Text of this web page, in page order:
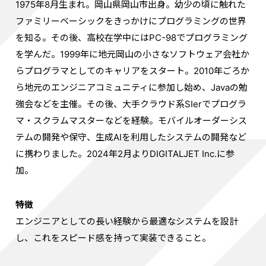
1975年8月生まれ。岡山県岡山市出身。幼少の頃に触れた
ファミリーベーシックをきっかけにプログラミングの世界
を知る。その後、高校在学中にはPC-98でプログラミング
を学んだ。1999年に地元岡山の小さなソフトウェア会社か
らプログラマとしてのキャリアをスタート。2010年ごろか
ら地元のエンジニアコミュニティに参加し始め、Javaの勉
強会などを主催。その後、大手クラウド系SIerでプログラ
マ・スクラムマスターなどを経験。モバイルオーダーシス
テムの開発や保守、生成AIを利用したシステムの開発など
に携わりました。2024年2月よりDIGITALJET Inc.に参
加。
特徴
エンジニアとしての長い経験から最適なシステムを設計
し、これをスピード感を持って実装できること。